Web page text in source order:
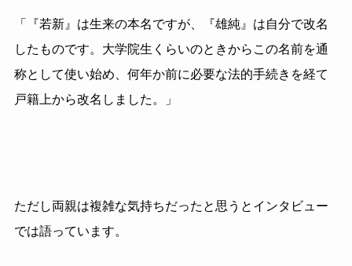
「『若新』は生来の本名ですが、『雄純』は自分で改名
したものです。大学院生くらいのときからこの名前を通
称として使い始め、何年か前に必要な法的手続きを経て
戸籍上から改名しました。」
ただし両親は複雑な気持ちだったと思うとインタビュー
では語っています。